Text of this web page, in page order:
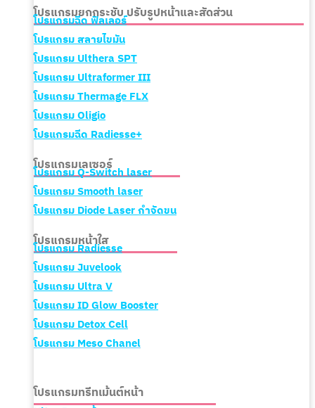
โปรแกรมยกกระชับ ปรับรูปหน้าและสัดส่วน
โปรแกรมฉีด ฟิลเลอร์
โปรแกรม สลายไขมัน
โปรแกรม Ulthera SPT
โปรแกรม Ultraformer III
โปรแกรม Thermage FLX
โปรแกรม Oligio
โปรแกรมฉีด Radiesse+
โปรแกรมเลเซอร์
โปรแกรมQ-Switch laser
โปรแกรม Smooth laser
โปรแกรม Diode Laser กำจัดขน
โปรแกรมหน้าใส
โปรแกรม Radiesse
โปรแกรม Juvelook
โปรแกรม Ultra V
โปรแกรมID Glow Booster
โปรแกรมDetox Cell
โปรแกรมMeso Chanel
โปรแกรมทรีทเม้นต์หน้า